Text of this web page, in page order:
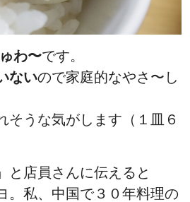
わ〜です。
ないので家庭的なやさ〜し
そうな気がします（１皿６
と店員さんに伝えると
。私、中国で３０年料理の